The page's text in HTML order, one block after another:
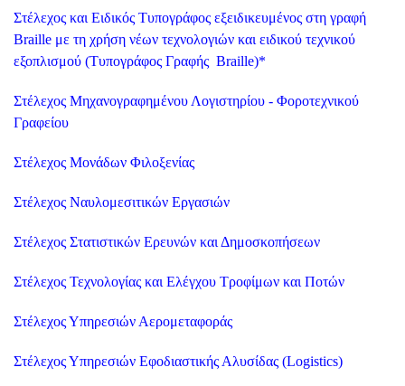
Στέλεχος και Ειδικός Τυπογράφος εξειδικευμένος στη γραφή
Braille με τη χρήση νέων τεχνολογιών και ειδικού τεχνικού
εξοπλισμού (Τυπογράφος Γραφής Braille)*
Στέλεχος Μηχανογραφημένου Λογιστηρίου - Φοροτεχνικού
Γραφείου
Στέλεχος Μονάδων Φιλοξενίας
Στέλεχος Ναυλομεσιτικών Εργασιών
Στέλεχος Στατιστικών Ερευνών και Δημοσκοπήσεων
Στέλεχος Τεχνολογίας και Ελέγχου Τροφίμων και Ποτών
Στέλεχος Υπηρεσιών Αερομεταφοράς
Στέλεχος Υπηρεσιών Εφοδιαστικής Αλυσίδας (Logistics)